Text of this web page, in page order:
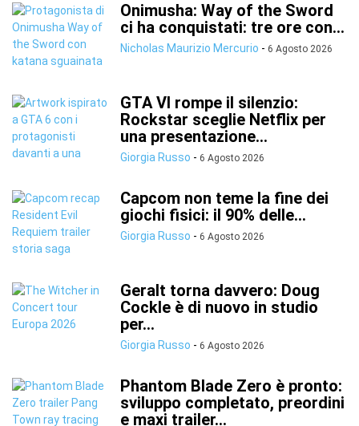
Onimusha: Way of the Sword
ci ha conquistati: tre ore con...
Nicholas Maurizio Mercurio - 6 Agosto 2026
GTA VI rompe il silenzio:
Rockstar sceglie Netflix per
una presentazione...
Giorgia Russo - 6 Agosto 2026
Capcom non teme la fine dei
giochi fisici: il 90% delle...
Giorgia Russo - 6 Agosto 2026
Geralt torna davvero: Doug
Cockle è di nuovo in studio
per...
Giorgia Russo - 6 Agosto 2026
Phantom Blade Zero è pronto:
sviluppo completato, preordini
e maxi trailer...